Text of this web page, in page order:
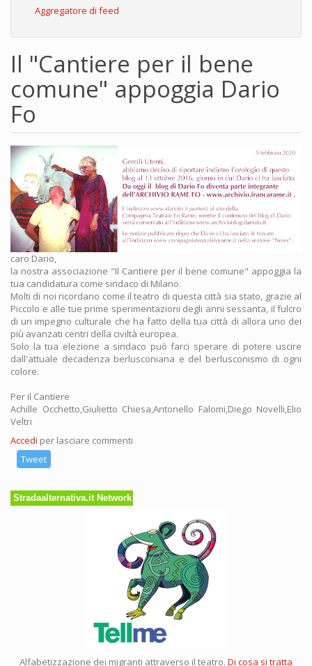
Aggregatore di feed
Il "Cantiere per il bene
comune" appoggia Dario
Fo
caro Dario,
la nostra associazione "Il Cantiere per il bene comune" appoggia la
tua candidatura come sindaco di Milano.
Molti di noi ricordano come il teatro di questa città sia stato, grazie al
Piccolo e alle tue prime sperimentazioni degli anni sessanta, il fulcro
di un impegno culturale che ha fatto della tua città di allora uno dei
più avanzati centri della civiltà europea.
Solo la tua elezione a sindaco può farci sperare di potere uscire
dall'attuale decadenza berlusconiana e del berlusconismo di ogni
colore.
Per il Cantiere
Achille Occhetto,Giulietto Chiesa,Antonello Falomi,Diego Novelli,Elio
Veltri
Accedi per lasciare commenti
Tweet
Stradaalternativa.it Network
Alfabetizzazione dei migranti attraverso il teatro. Di cosa si tratta